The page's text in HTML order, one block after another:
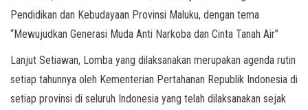
Pendidikan dan Kebudayaan Provinsi Maluku, dengan tema
“Mewujudkan Generasi Muda Anti Narkoba dan Cinta Tanah Air”
Lanjut Setiawan, Lomba yang dilaksanakan merupakan agenda rutin
setiap tahunnya oleh Kementerian Pertahanan Republik Indonesia di
setiap provinsi di seluruh Indonesia yang telah dilaksanakan sejak